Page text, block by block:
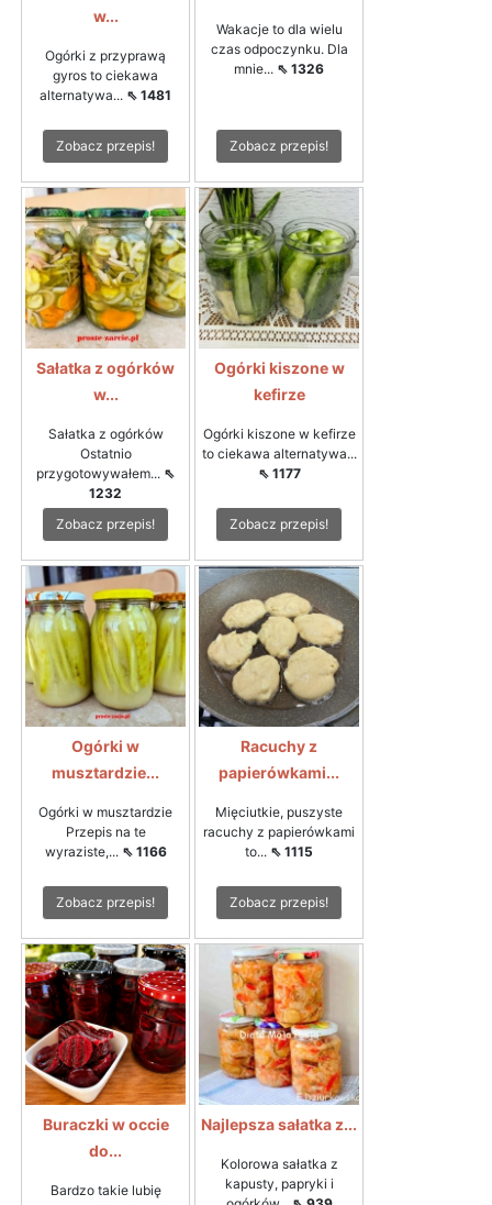
w...
Ogórki z przyprawą
gyros to ciekawa
alternatywa... ⇖ 1481
Zobacz przepis!
Wakacje to dla wielu
czas odpoczynku. Dla
mnie... ⇖ 1326
Zobacz przepis!
Sałatka z ogórków
w...
Sałatka z ogórków
Ostatnio
przygotowywałem... ⇖
1232
Zobacz przepis!
Ogórki kiszone w
kefirze
Ogórki kiszone w kefirze
to ciekawa alternatywa...
⇖ 1177
Zobacz przepis!
Ogórki w
musztardzie...
Ogórki w musztardzie
Przepis na te
wyraziste,... ⇖ 1166
Zobacz przepis!
Racuchy z
papierówkami...
Mięciutkie, puszyste
racuchy z papierówkami
to... ⇖ 1115
Zobacz przepis!
Buraczki w occie
do...
Bardzo takie lubię
Najlepsza sałatka z...
Kolorowa sałatka z
kapusty, papryki i